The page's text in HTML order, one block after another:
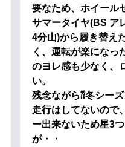
要なため、ホイール
サマータイヤ(BS ア
4分山)から履き替え
く、運転が楽になっ
のヨレ感も少なく、
い。
残念ながら⁇冬シー
走行はしてないので
ー出来ないため星3
が・・